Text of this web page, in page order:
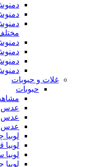
غلات و حبوبات
حبوبات
عدس
عدس
عدس
لوبیا
لوبیا
لوبیا